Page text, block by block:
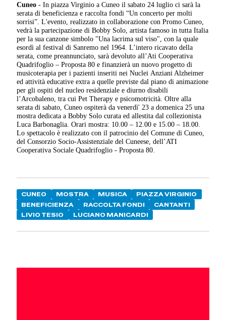
Cuneo - In piazza Virginio a Cuneo il sabato 24 luglio ci sarà la
serata di beneficienza e raccolta fondi “Un concerto per molti
sorrisi”. L'evento, realizzato in collaborazione con Promo Cuneo,
vedrà la partecipazione di Bobby Solo, artista famoso in tutta Italia
per la sua canzone simbolo "Una lacrima sul viso", con la quale
esordì al festival di Sanremo nel 1964. L’intero ricavato della
serata, come preannunciato, sarà devoluto all’Ati Cooperativa
Quadrifoglio – Proposta 80 e finanzierà un nuovo progetto di
musicoterapia per i pazienti inseriti nei Nuclei Anziani Alzheimer
ed attività educative extra a quelle previste dal piano di animazione
per gli ospiti del nucleo residenziale e diurno disabili
l’Arcobaleno, tra cui Pet Therapy e psicomotricità. Oltre alla
serata di sabato, Cuneo ospiterà da venerdì' 23 a domenica 25 una
mostra dedicata a Bobby Solo curata ed allestita dal collezionista
Luca Barbonaglia. Orari mostra: 10.00 – 12.00 e 15.00 – 18.00.
Lo spettacolo è realizzato con il patrocinio del Comune di Cuneo,
del Consorzio Socio-Assistenziale del Cuneese, dell’ATI
Cooperativa Sociale Quadrifoglio - Proposta 80.
CUNEO MOSTRA MUSICA
PIAZZA VIRGINIO
BENEFICIENZA
RACCOLTA FONDI
CANTANTI
LIVIO TESIO
LUCIANO MANICARDI